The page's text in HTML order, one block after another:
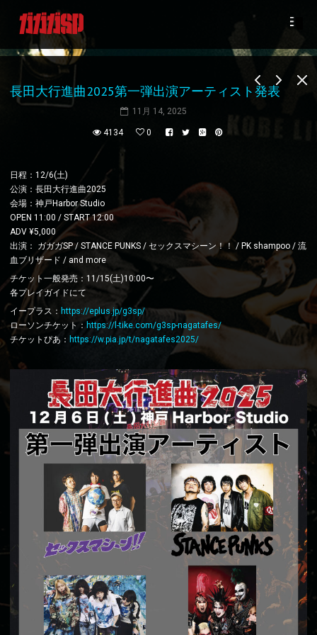
長田大行進曲2025第一弾出演アーティスト発表
11月 14, 2025
4134 0
日程：12/6(土)
公演：長田大行進曲2025
会場：神戸Harbor Studio
OPEN 11:00 / START 12:00
ADV ¥5,000
出演： ガガガSP / STANCE PUNKS / セックスマシーン！！ / PK shampoo / 流
血ブリザード / and more
チケット一般発売：11/15(土)10:00〜
各プレイガイドにて
イープラス： https://eplus.jp/g3sp/
ローソンチケット： https://l-tike.com/g3sp-nagatafes/
チケットぴあ： https://w.pia.jp/t/nagatafes2025/